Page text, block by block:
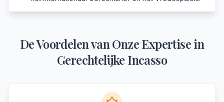
De Voordelen van Onze Expertise in
Gerechtelijke Incasso